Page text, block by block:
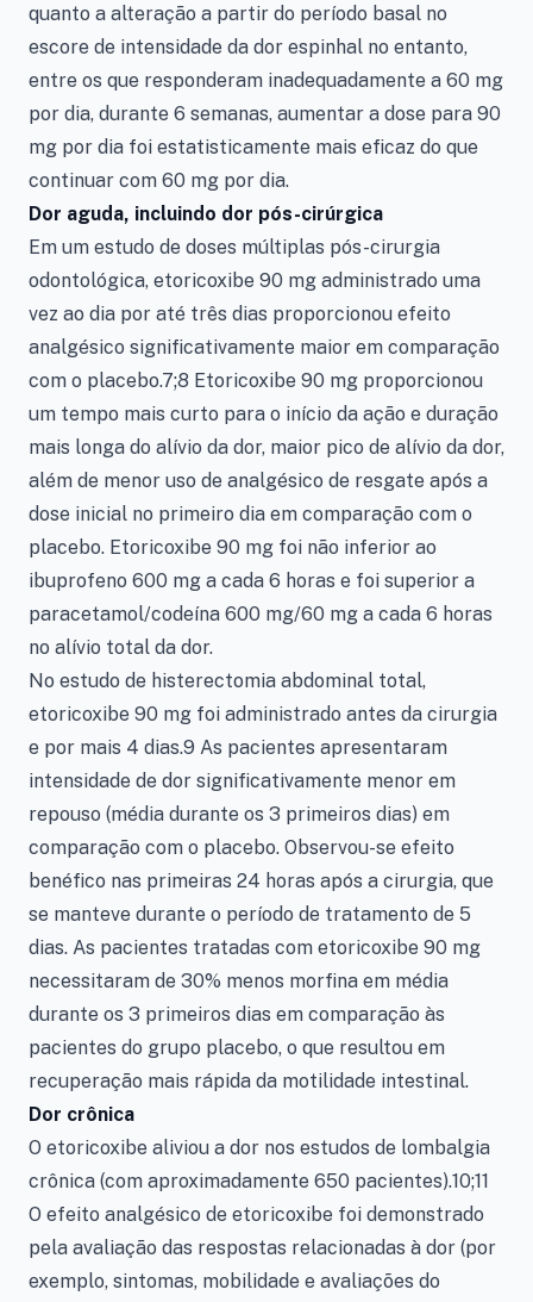
quanto a alteração a partir do período basal no
escore de intensidade da dor espinhal no entanto,
entre os que responderam inadequadamente a 60 mg
por dia, durante 6 semanas, aumentar a dose para 90
mg por dia foi estatisticamente mais eficaz do que
continuar com 60 mg por dia.
Dor aguda, incluindo dor pós-cirúrgica
Em um estudo de doses múltiplas pós-cirurgia
odontológica, etoricoxibe 90 mg administrado uma
vez ao dia por até três dias proporcionou efeito
analgésico significativamente maior em comparação
com o placebo.7;8 Etoricoxibe 90 mg proporcionou
um tempo mais curto para o início da ação e duração
mais longa do alívio da dor, maior pico de alívio da dor,
além de menor uso de analgésico de resgate após a
dose inicial no primeiro dia em comparação com o
placebo. Etoricoxibe 90 mg foi não inferior ao
ibuprofeno 600 mg a cada 6 horas e foi superior a
paracetamol/codeína 600 mg/60 mg a cada 6 horas
no alívio total da dor.
No estudo de histerectomia abdominal total,
etoricoxibe 90 mg foi administrado antes da cirurgia
e por mais 4 dias.9 As pacientes apresentaram
intensidade de dor significativamente menor em
repouso (média durante os 3 primeiros dias) em
comparação com o placebo. Observou-se efeito
benéfico nas primeiras 24 horas após a cirurgia, que
se manteve durante o período de tratamento de 5
dias. As pacientes tratadas com etoricoxibe 90 mg
necessitaram de 30% menos morfina em média
durante os 3 primeiros dias em comparação às
pacientes do grupo placebo, o que resultou em
recuperação mais rápida da motilidade intestinal.
Dor crônica
O etoricoxibe aliviou a dor nos estudos de lombalgia
crônica (com aproximadamente 650 pacientes).10;11
O efeito analgésico de etoricoxibe foi demonstrado
pela avaliação das respostas relacionadas à dor (por
exemplo, sintomas, mobilidade e avaliações do